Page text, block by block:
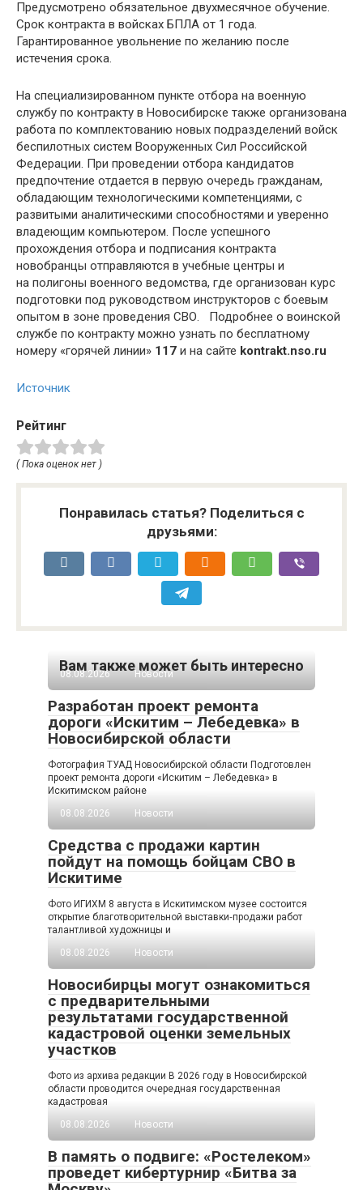
Предусмотрено обязательное двухмесячное обучение.
Срок контракта в войсках БПЛА от 1 года.
Гарантированное увольнение по желанию после
истечения срока.
На специализированном пункте отбора на военную
службу по контракту в Новосибирске также организована
работа по комплектованию новых подразделений войск
беспилотных систем Вооруженных Сил Российской
Федерации. При проведении отбора кандидатов
предпочтение отдается в первую очередь гражданам,
обладающим технологическими компетенциями, с
развитыми аналитическими способностями и уверенно
владеющим компьютером. После успешного
прохождения отбора и подписания контракта
новобранцы отправляются в учебные центры и
на полигоны военного ведомства, где организован курс
подготовки под руководством инструкторов с боевым
опытом в зоне проведения СВО. Подробнее о воинской
службе по контракту можно узнать по бесплатному
номеру «горячей линии» 117 и на сайте kontrakt.nso.ru
Источник
Рейтинг
( Пока оценок нет )
Понравилась статья? Поделиться с
друзьями:
Вам также может быть интересно
08.08.2026 Новости
Разработан проект ремонта
дороги «Искитим – Лебедевка» в
Новосибирской области
Фотография ТУАД Новосибирской области Подготовлен
проект ремонта дороги «Искитим – Лебедевка» в
Искитимском районе
08.08.2026
Новости
Средства с продажи картин
пойдут на помощь бойцам СВО в
Искитиме
Фото ИГИХМ 8 августа в Искитимском музее состоится
открытие благотворительной выставки‑продажи работ
талантливой художницы и
08.08.2026
Новости
Новосибирцы могут ознакомиться
с предварительными
результатами государственной
кадастровой оценки земельных
участков
Фото из архива редакции В 2026 году в Новосибирской
области проводится очередная государственная
кадастровая
08.08.2026
Новости
В память о подвиге: «Ростелеком»
проведет кибертурнир «Битва за